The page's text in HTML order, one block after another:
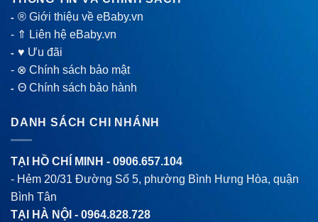
-® Giới thiệu về eBaby.vn
- ⇑ Liên hệ eBaby.vn
-♥ Ưu đãi
- ⊗ Chính sách bảo mật
-Θ Chính sách bảo hành
DANH SÁCH CHI NHÁNH
TẠI HỒ CHÍ MINH - 0906.657.104
- Hẻm 20/31 Đường Số 5, phường Bình Hưng Hòa, quận
Bình Tân
TẠI HÀ NỘI - 0964.828.728